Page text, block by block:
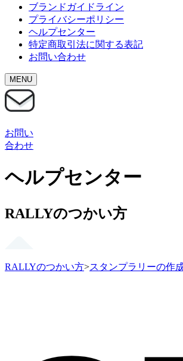
ブランドガイドライン
プライバシーポリシー
ヘルプセンター
特定商取引法に関する表記
お問い合わせ
MENU
お問い
合わせ
ヘルプセンター
RALLYのつかい方
RALLYのつかい方>スタンプラリーの作